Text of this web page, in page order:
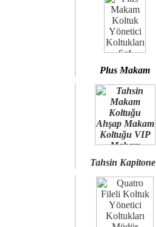
Plus Makam
Tahsin Kapitone